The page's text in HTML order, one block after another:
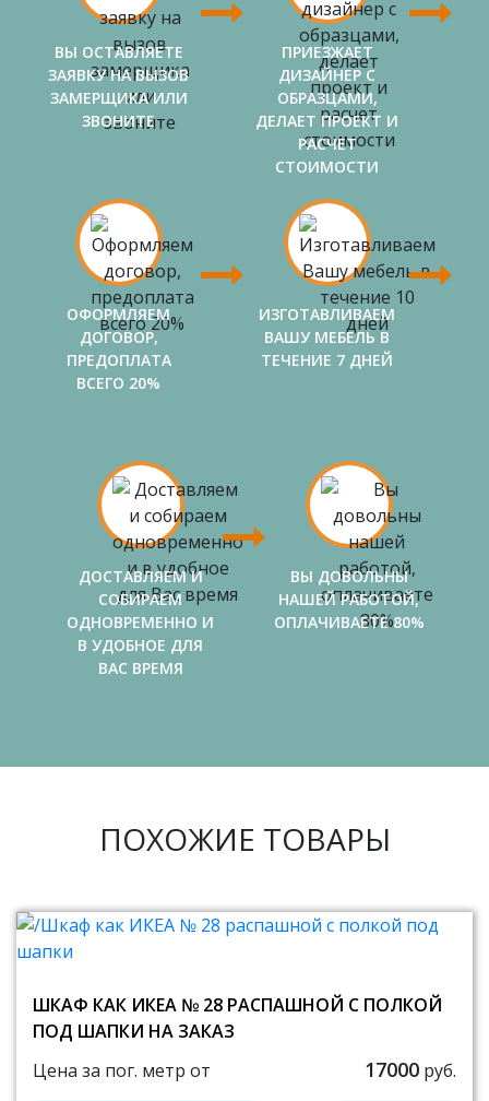
ВЫ ОСТАВЛЯЕТЕ
ЗАЯВКУ НА ВЫЗОВ
ЗАМЕРЩИКА ИЛИ
ЗВОНИТЕ
ПРИЕЗЖАЕТ
ДИЗАЙНЕР С
ОБРАЗЦАМИ,
ДЕЛАЕТ ПРОЕКТ И
РАСЧЕТ
СТОИМОСТИ
ОФОРМЛЯЕМ
ДОГОВОР,
ПРЕДОПЛАТА
ВСЕГО 20%
ИЗГОТАВЛИВАЕМ
ВАШУ МЕБЕЛЬ В
ТЕЧЕНИЕ 7 ДНЕЙ
ДОСТАВЛЯЕМ И
СОБИРАЕМ
ОДНОВРЕМЕННО И
В УДОБНОЕ ДЛЯ
ВАС ВРЕМЯ
ВЫ ДОВОЛЬНЫ
НАШЕЙ РАБОТОЙ,
ОПЛАЧИВАЕТЕ 80%
ПОХОЖИЕ ТОВАРЫ
ШКАФ КАК ИКЕА № 28 РАСПАШНОЙ С ПОЛКОЙ
ПОД ШАПКИ НА ЗАКАЗ
Цена за пог. метр от
17000 руб.